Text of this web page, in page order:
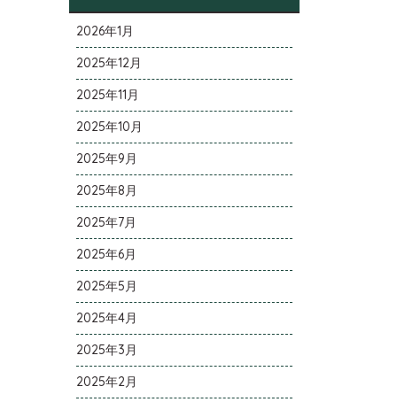
2026年1月
2025年12月
2025年11月
2025年10月
2025年9月
2025年8月
2025年7月
2025年6月
2025年5月
2025年4月
2025年3月
2025年2月